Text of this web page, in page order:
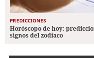
PREDICCIONES
Horóscopo de hoy:
signos del zodiaco